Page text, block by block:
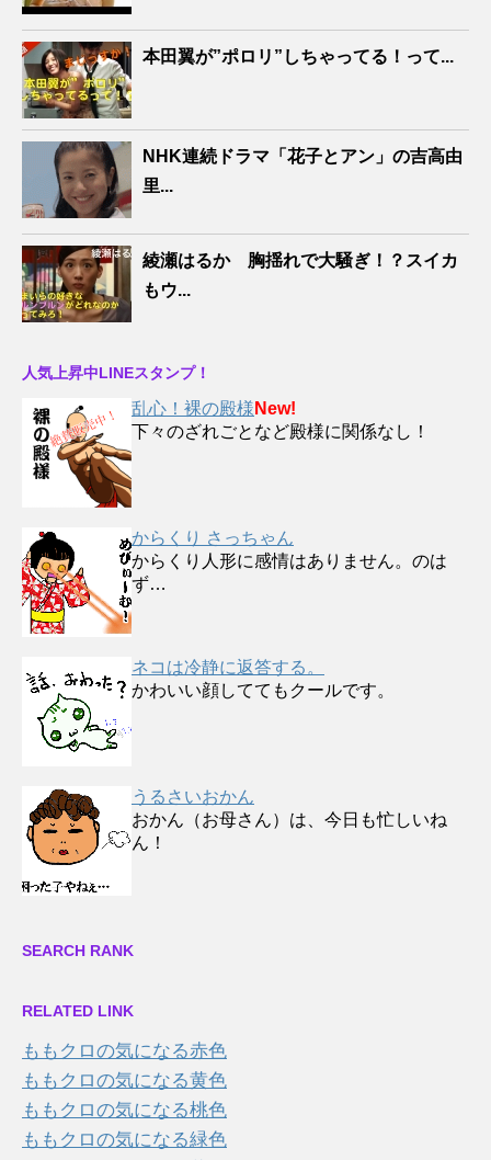
本田翼が”ポロリ”しちゃってる！って...
NHK連続ドラマ「花子とアン」の吉高由
里...
綾瀬はるか 胸揺れで大騒ぎ！？スイカ
もウ...
人気上昇中LINEスタンプ！
乱心！裸の殿様 New!
下々のざれごとなど殿様に関係なし！
からくり さっちゃん
からくり人形に感情はありません。のは
ず…
ネコは冷静に返答する。
かわいい顔しててもクールです。
うるさいおかん
おかん（お母さん）は、今日も忙しいね
ん！
SEARCH RANK
RELATED LINK
ももクロの気になる赤色
ももクロの気になる黄色
ももクロの気になる桃色
ももクロの気になる緑色